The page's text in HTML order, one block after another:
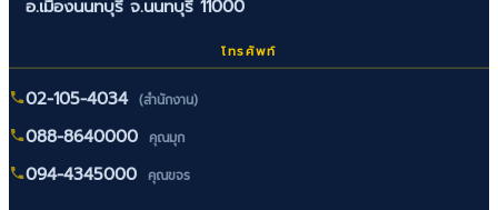
อ.เมืองนนทบุรี จ.นนทบุรี 11000
โทรศัพท์
02-105-4034 (สำนักงาน)
088-8640000 คุณมุก
094-4345000 คุณขจร